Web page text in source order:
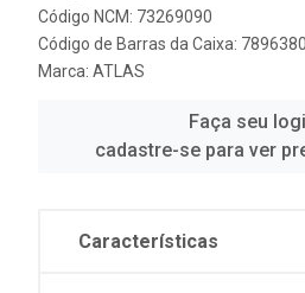
Código NCM: 73269090
Código de Barras da Caixa:
Marca: ATLAS
Faça seu
cadastre-se para ver
Características